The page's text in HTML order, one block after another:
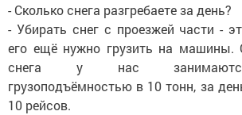
- Сколько снега разгребаете за день?
- Убирать снег с проезжей части -
его ещё нужно грузить на
снега у нас
грузоподъёмностью в 10 тонн, за
10 рейсов.